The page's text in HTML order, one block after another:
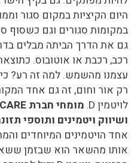
היום הקיציות במקום סגור
במקומות סגורים וגם
גם את הדרך הביתה מבלים
רכב, רכבת או אוטובוס.
עצמנו מהשמש. למה זה רע?
רק אור וחום, זה גם אחד
לויטמין D
. מומחי חברת
ושיווק ויטמינים ותוספי
אחד הויטמינים המיוחדים
אותו מהשאר הוא שבזמן